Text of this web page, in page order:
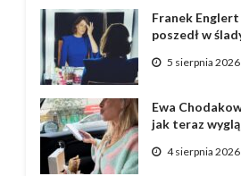
Franek
poszedł w
5 sierpnia 2026
Ewa
jak teraz
4 sierpnia 2026